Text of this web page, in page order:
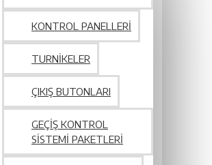
KONTROL PANELLERI
TURNIKELER
ÇIKIŞ BUTONLARI
GEÇIŞ KONTROL
SISTEMI PAKETLERI